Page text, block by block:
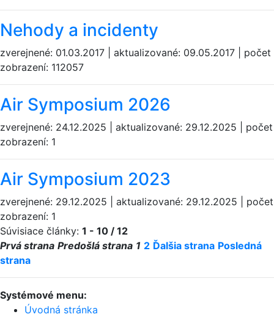
Nehody a incidenty
zverejnené: 01.03.2017 | aktualizované: 09.05.2017 | počet
zobrazení: 112057
Air Symposium 2026
zverejnené: 24.12.2025 | aktualizované: 29.12.2025 | počet
zobrazení: 1
Air Symposium 2023
zverejnené: 29.12.2025 | aktualizované: 29.12.2025 | počet
zobrazení: 1
Súvisiace články: 1 - 10 / 12
Prvá strana Predošlá strana 1 2 Ďalšia strana Posledná
strana
Systémové menu:
Úvodná stránka